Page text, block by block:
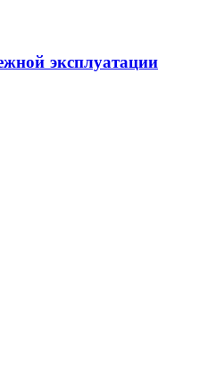
эксплуатации